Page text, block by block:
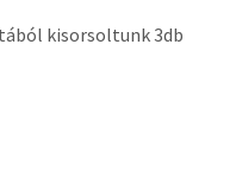
kisorsoltunk 3db